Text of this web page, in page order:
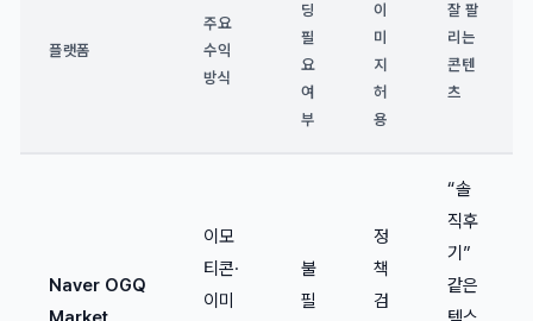
플랫폼
주요
수익
방식
딩
필
요
여
부
이
미
지
허
용
잘 팔
리는
콘텐
츠
Naver OGQ
이모
티콘·
이미
불
필
정
책
검
“솔
직후
기”
같은